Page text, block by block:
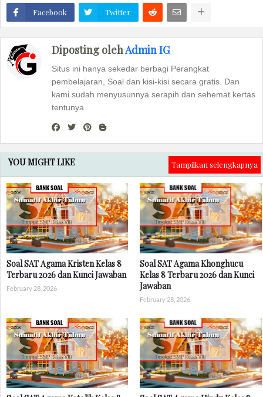
Facebook Twitter
Diposting olehAdmin IG
Situs ini hanya sekedar berbagi Perangkat
pembelajaran, Soal dan kisi-kisi secara gratis. Dan
kami sudah menyusunnya serapih dan sehemat kertas
tentunya.
YOU MIGHT LIKE Tampilkan selengkapnya
Soal SAT Agama Kristen Kelas 8
Terbaru 2026 dan Kunci Jawaban
February 28, 2026
Soal SAT Agama Khonghucu
Kelas 8 Terbaru 2026 dan Kunci
Jawaban
February 28, 2026